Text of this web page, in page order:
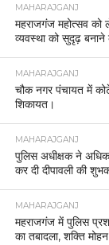
MAHARAJGANJ
महराजगंज महोत्सव को
व्यवस्था को सुदृढ़ बनाने
MAHARAJGANJ
चौक नगर पंचायत में
शिकायत।
MAHARAJGANJ
पुलिस अधीक्षक ने
कर दी दीपावली की
MAHARAJGANJ
महराजगंज में पुलिस
का तबादला, शक्ति